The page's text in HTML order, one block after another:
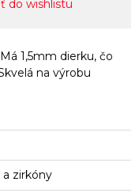
do wishlistu
1,5mm dierku, čo
na výrobu
zirkóny